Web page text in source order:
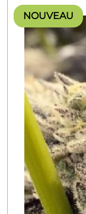
NOUVEAU